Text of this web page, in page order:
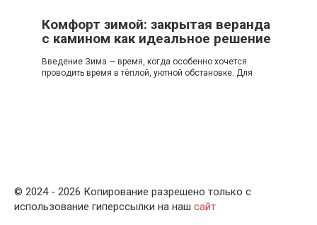
Комфорт зимой: закрытая веранда
с камином как идеальное решение
Введение Зима — время, когда особенно хочется
проводить время в тёплой, уютной обстановке. Для
© 2024 - 2026 Копирование разрешено только с
использование гиперссылки на наш сайт